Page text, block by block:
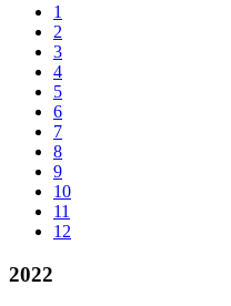
1
2
3
4
5
6
7
8
9
10
11
12
2022